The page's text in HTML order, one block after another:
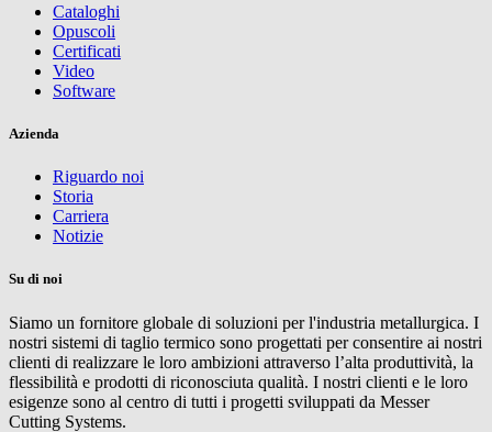
Cataloghi
Opuscoli
Certificati
Video
Software
Azienda
Riguardo noi
Storia
Carriera
Notizie
Su di noi
Siamo un fornitore globale di soluzioni per l'industria metallurgica. I
nostri sistemi di taglio termico sono progettati per consentire ai nostri
clienti di realizzare le loro ambizioni attraverso l’alta produttività, la
flessibilità e prodotti di riconosciuta qualità. I nostri clienti e le loro
esigenze sono al centro di tutti i progetti sviluppati da Messer
Cutting Systems.